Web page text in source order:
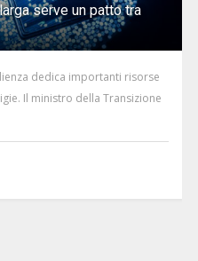
serve un patto tra
dedica importanti risorse
Il ministro della Transizione